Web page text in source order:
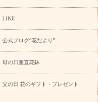
ウ)
特急便 お祝い商品一覧
い・快気祝い
フラワー
悔やみの花
四十九日法要以
LINE
公式ブログ“花だより”
母の日産直花鉢
父の日 花のギフト・プレゼント